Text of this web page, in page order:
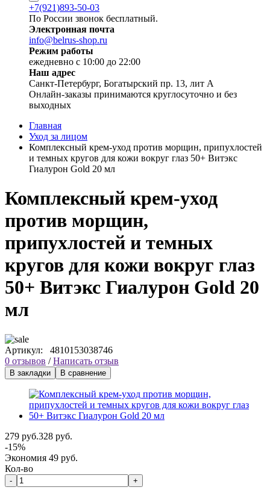
+7(921)893-50-03
По России звонок бесплатный.
Электронная почта
info@belrus-shop.ru
Режим работы
ежедневно с 10:00 до 22:00
Наш адрес
Санкт-Петербург, Богатырский пр. 13, лит А
Онлайн-заказы принимаются круглосуточно и без
выходных
Главная
Уход за лицом
Комплексный крем-уход против морщин, припухлостей
и темных кругов для кожи вокруг глаз 50+ Витэкс
Гиалурон Gold 20 мл
Комплексный крем-уход
против морщин,
припухлостей и темных
кругов для кожи вокруг глаз
50+ Витэкс Гиалурон Gold 20
мл
Артикул: 4810153038746
0 отзывов /Написать отзыв
В закладки В сравнение
279 руб.328 руб.
-15%
Экономия 49 руб.
Кол-во
- +